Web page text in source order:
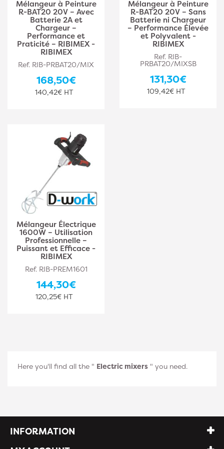
Mélangeur à Peinture
R-BAT20 20V – Avec
Batterie 2A et
Chargeur –
Performance et
Praticité – RIBIMEX -
RIBIMEX
Ref. RIB-PRBAT20/MIX
168,50€
140,42€ HT
Mélangeur à Peinture
R-BAT20 20V – Sans
Batterie ni Chargeur
– Performance Élevée
et Polyvalent -
RIBIMEX
Ref. RIB-
PRBAT20/MIXSB
131,30€
109,42€ HT
Mélangeur Électrique
1600W – Utilisation
Professionnelle –
Puissant et Efficace -
RIBIMEX
Ref. RIB-PREM1601
144,30€
120,25€ HT
Here you'll find all the " Electric mixers " you need.
INFORMATION